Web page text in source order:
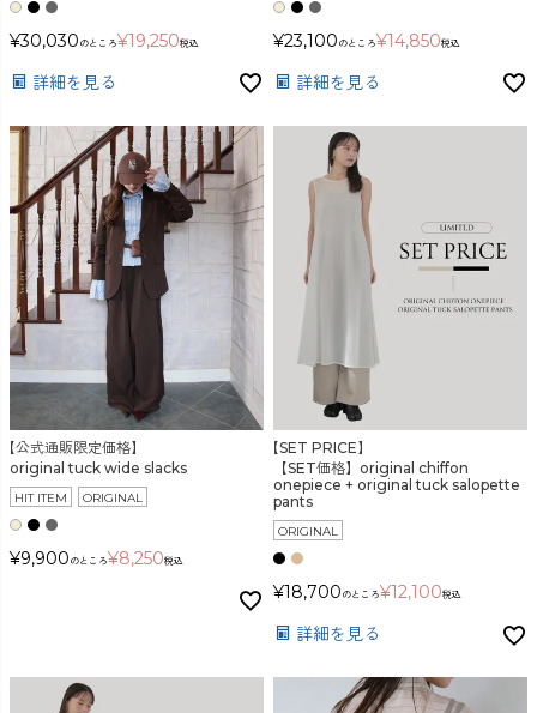
¥30,030 のところ¥19,250税込
詳細を見る
¥23,100 のところ¥14,850税込
詳細を見る
【公式通販限定価格】
original tuck wide slacks
HIT ITEM ORIGINAL
¥9,900 のところ¥8,250税込
【SET PRICE】
【SET価格】original chiffon
onepiece + original tuck salopette
pants
ORIGINAL
¥18,700 のところ¥12,100税込
詳細を見る